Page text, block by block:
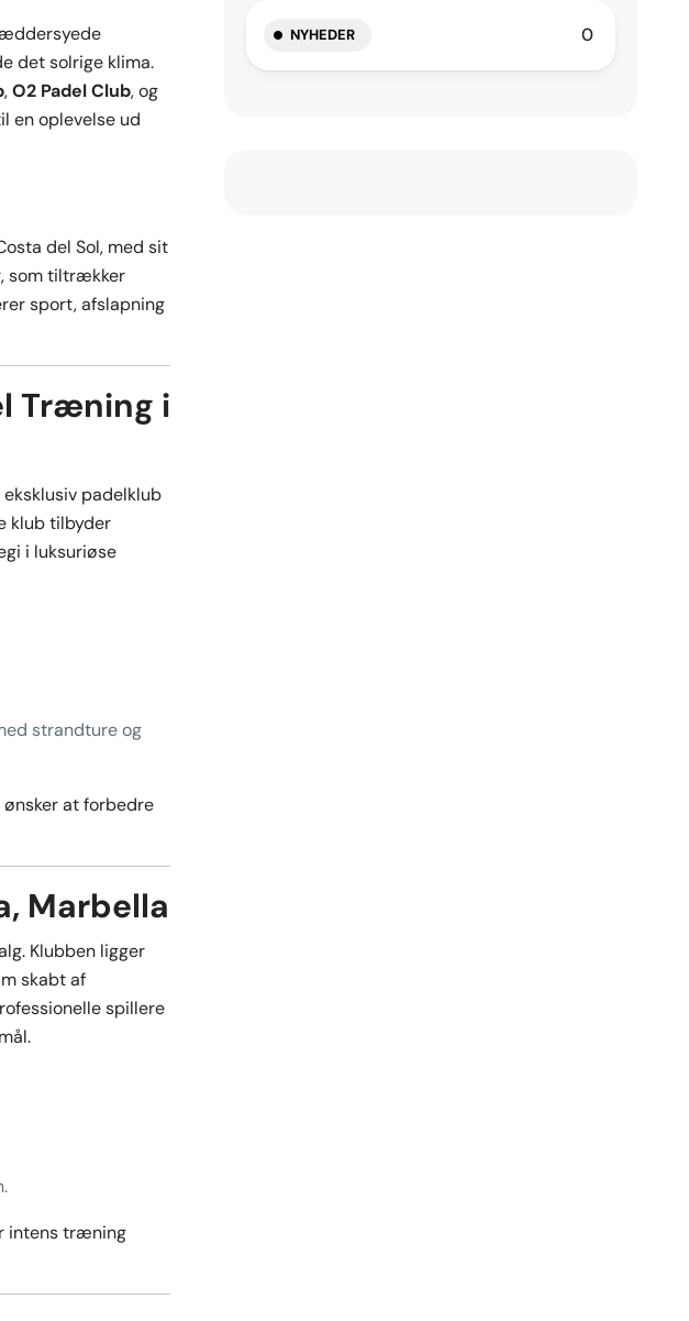
det solrige klima.
,O2 Padel Club, og
en oplevelse ud
del Sol, med sit
som tiltrækker
sport, afslapning
Træning i
eksklusiv padelklub
klub tilbyder
i luksuriøse
strandture og
at forbedre
Marbella
Klubben ligger
skabt af
spillere
intens træning
NYHEDER 0